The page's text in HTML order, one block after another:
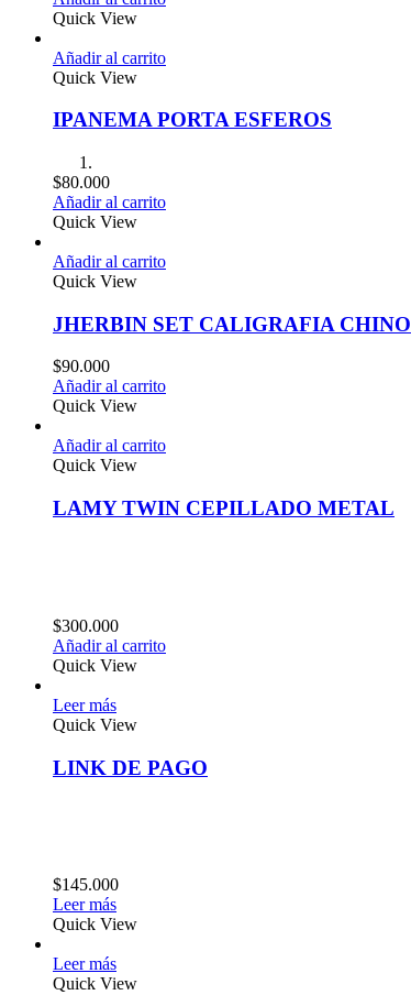
Quick View
Añadir al carrito
Quick View
IPANEMA PORTA ESFEROS
$80.000
Añadir al carrito
Quick View
Añadir al carrito
Quick View
JHERBIN SET CALIGRAFIA CHINO
$90.000
Añadir al carrito
Quick View
Añadir al carrito
Quick View
LAMY TWIN CEPILLADO METAL
$300.000
Añadir al carrito
Quick View
Leer más
Quick View
LINK DE PAGO
$145.000
Leer más
Quick View
Leer más
Quick View